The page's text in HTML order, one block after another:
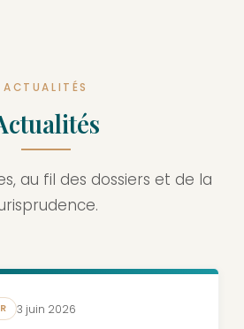
ACTUALITÉS
au fil des dossiers et de la
3 juin 2026